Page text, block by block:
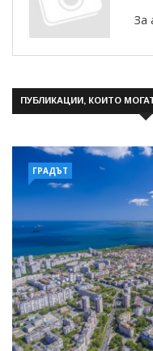
За
ПУБЛИКАЦИИ, КОИТО
ГРАДЪТ